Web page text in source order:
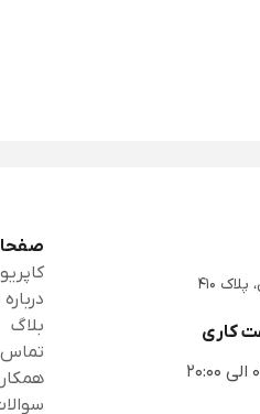
410
کاری
کاپریو
بلاگ
تماس